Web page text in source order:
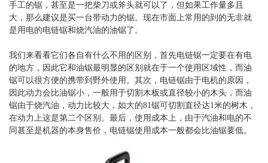
手工的锯，甚至是一把柴刀或斧头就可以了，但如果工作量多且
大，那么建议是买一台带动力的锯。现在市面上常用的到的无非就
是用电的电链锯和烧汽油的油锯了。
我们来看看它们各自有什么不用的区别，首先电链锯一定要在有电
的地方，因此它和油锯最明显的区别就在于一个使用区域性，而油
锯可以很方便的携带到野外使用。其次，电链锯由于电机的原因，
因此动力会比油锯小，一般用于切割木板或直径较小的木头，而油
锯由于烧汽油，动力比较大，如大的81锯可切割直径达1米的树木，
在动力上这是第二个区别。最后，使用成本上，由于汽油和电的不
同甚至是机器的本身售价，电链锯使用成本一般都会比油锯要低。